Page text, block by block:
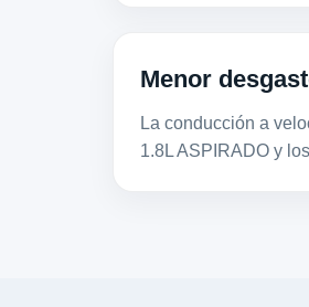
Menor
La conducción a
1.8L ASPIRADO y